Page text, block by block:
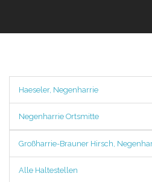
Haeseler, Negenharrie
Negenharrie Ortsmitte
Großharrie-Brauner Hirsch,
Alle Haltestellen